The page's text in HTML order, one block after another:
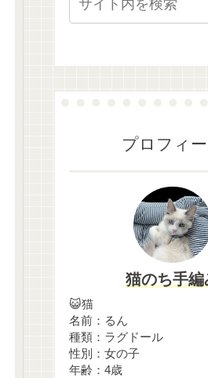
プロフィ
猫のち手編
😺猫
名前：るん
種類：ラグドール
性別：女の子
年齢：4歳